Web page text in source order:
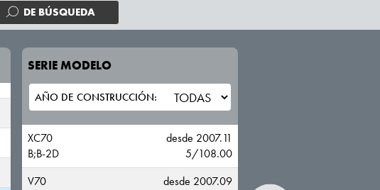
DE BÚSQUEDA
SERIE MODELO
XC70
B;B-2D
desde 2007.11
5/108.00
V70
desde 2007.09